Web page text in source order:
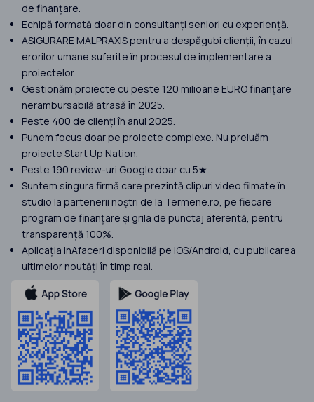
de finanțare.
Echipă formată doar din consultanți seniori cu experiență.
ASIGURARE MALPRAXIS pentru a despăgubi clienții, în cazul
erorilor umane suferite în procesul de implementare a
proiectelor.
Gestionăm proiecte cu peste 120 milioane EURO finanțare
nerambursabilă atrasă în 2025.
Peste 400 de clienți în anul 2025.
Punem focus doar pe proiecte complexe. Nu preluăm
proiecte Start Up Nation.
Peste 190 review-uri Google doar cu 5★.
Suntem singura firmă care prezintă clipuri video filmate în
studio la partenerii noștri de la Termene.ro, pe fiecare
program de finanțare și grila de punctaj aferentă, pentru
transparență 100%.
Aplicația InAfaceri disponibilă pe IOS/Android, cu publicarea
ultimelor noutăți în timp real.